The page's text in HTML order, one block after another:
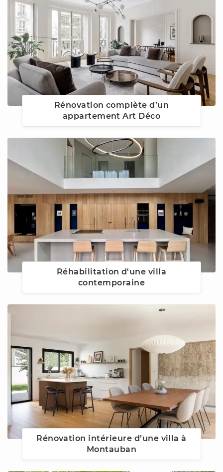
Rénovation complète d’un
appartement Art Déco
Réhabilitation d'une villa
contemporaine
Rénovation intérieure d’une villa à
Montauban